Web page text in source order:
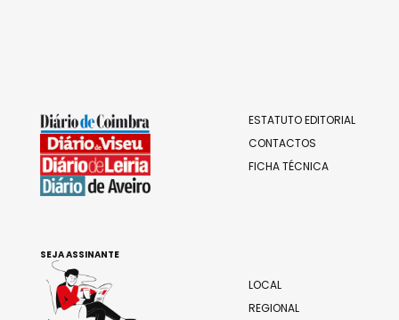
ESTATUTO EDITORIAL
CONTACTOS
FICHA TÉCNICA
LOCAL
REGIONAL
SEJA ASSINANTE